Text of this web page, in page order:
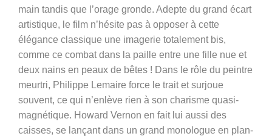
main tandis que l’orage gronde. Adepte du grand écart
artistique, le film n’hésite pas à opposer à cette
élégance classique une imagerie totalement bis,
comme ce combat dans la paille entre une fille nue et
deux nains en peaux de bêtes ! Dans le rôle du peintre
meurtri, Philippe Lemaire force le trait et surjoue
souvent, ce qui n’enlève rien à son charisme quasi-
magnétique. Howard Vernon en fait lui aussi des
caisses, se lançant dans un grand monologue en plan-